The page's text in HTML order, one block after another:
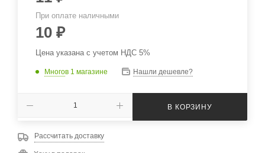
При оплате наличными
10 ₽
Цена указана с учетом НДС 5%
Многов 1 магазине Нашли дешевле?
В КОРЗИНУ
Рассчитать доставку